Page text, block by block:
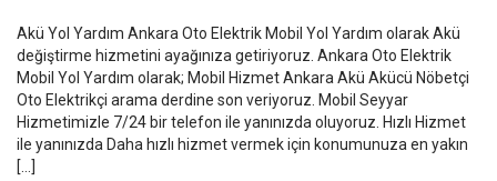
Akü Yol Yardım Ankara Oto Elektrik Mobil Yol Yardım olarak Akü
değiştirme hizmetini ayağınıza getiriyoruz. Ankara Oto Elektrik
Mobil Yol Yardım olarak; Mobil Hizmet Ankara Akü Akücü Nöbetçi
Oto Elektrikçi arama derdine son veriyoruz. Mobil Seyyar
Hizmetimizle 7/24 bir telefon ile yanınızda oluyoruz. Hızlı Hizmet
ile yanınızda Daha hızlı hizmet vermek için konumunuza en yakın
[…]